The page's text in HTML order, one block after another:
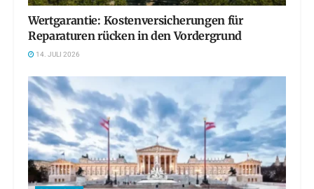
Wertgarantie: Kostenversicherungen für
Reparaturen rücken in den Vordergrund
14. JULI 2026